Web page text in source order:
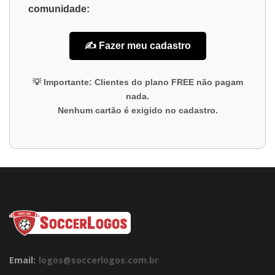
comunidade:
✍️ Fazer meu cadastro
💡 Importante: Clientes do plano FREEnão pagam
nada.
Nenhum cartão é exigido no cadastro.
Email: logos@soccerlogos.com.br